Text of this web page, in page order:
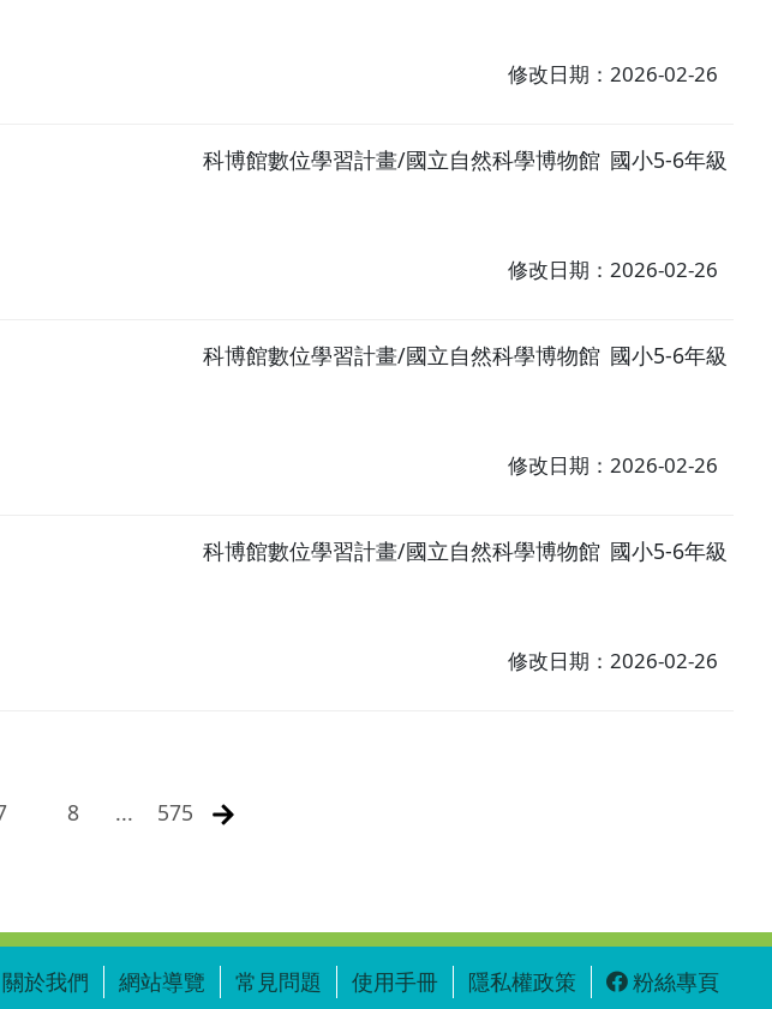
修改日期：2026-02-26
科博館數位學習計畫/國立自然科學博物館 國小5-6年級
修改日期：2026-02-26
科博館數位學習計畫/國立自然科學博物館 國小5-6年級
修改日期：2026-02-26
科博館數位學習計畫/國立自然科學博物館 國小5-6年級
修改日期：2026-02-26
8 ... 575
關於我們 網站導覽 常見問題 使用手冊 隱私權政策 粉絲專頁